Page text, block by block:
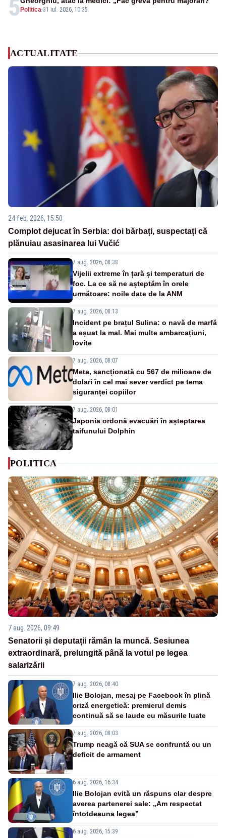
5 Politica-31 iul. 2026, 10:35
ACTUALITATE
24 feb. 2026, 15:50
Complot dejucat în Serbia: doi bărbați, suspectați că
plănuiau asasinarea lui Vučić
7 aug. 2026, 08:38
Vijelii extreme în țară și temperaturi de
foc. La ce să ne așteptăm în orele
următoare: noile date de la ANM
7 aug. 2026, 08:13
Incident pe brațul Sulina: o navă de marfă
a eșuat la mal. Mai multe ambarcațiuni,
lovite
7 aug. 2026, 08:07
Meta, sancționată cu 567 de milioane de
dolari în cel mai sever verdict pe tema
siguranței copiilor
7 aug. 2026, 08:01
Japonia ordonă evacuări în așteptarea
taifunului Dolphin
POLITICA
7 aug. 2026, 09:49
Senatorii și deputații rămân la muncă. Sesiunea
extraordinară, prelungită până la votul pe legea
salarizării
7 aug. 2026, 08:40
Ilie Bolojan, mesaj pe Facebook în plină
criză energetică: premierul demis
continuă să se laude cu măsurile luate
7 aug. 2026, 08:03
Trump neagă că SUA se confruntă cu un
deficit de armament
6 aug. 2026, 16:34
Ilie Bolojan evită un răspuns clar despre
averea partenerei sale: „Am respectat
întotdeauna legea”
6 aug. 2026, 15:39